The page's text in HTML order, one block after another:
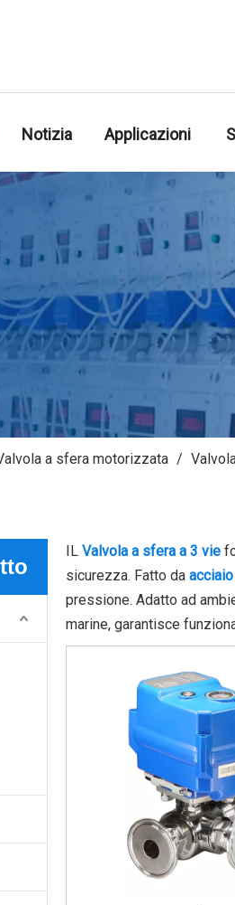
Notizia Applicazioni
a sfera motorizzata /
IL Valvola a sfera a 3 vie
sicurezza. Fatto da
pressione. Adatto ad
marine, garantisce